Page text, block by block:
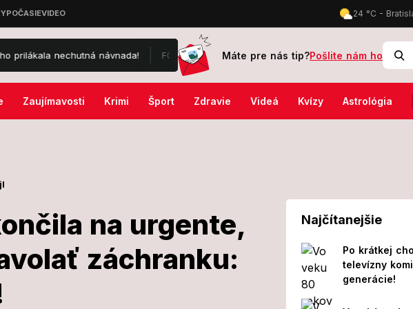
návnada! FOTO Premiéra filmu Bojovník: Namakaní Jackuliak s Ondríkom a nežná
Máte pre nás tip?Pošlite nám ho
Zaujímavosti Krimi Šport Zdravie Videá Kvízy Astrológia
na urgente,
záchranku:
skončila na
Najčítanejšie
Po krátkej
televízny
generácie!